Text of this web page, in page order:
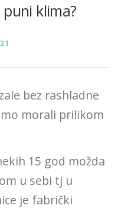
klima?
bez rashladne
morali prilikom
15 god možda
u sebi tj u
je fabrički